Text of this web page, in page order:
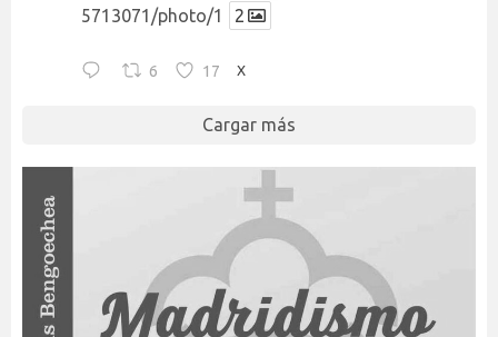
5713071/photo/1
2
6 17 X
Cargar más